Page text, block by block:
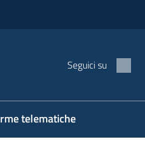
Seguici su
telematiche